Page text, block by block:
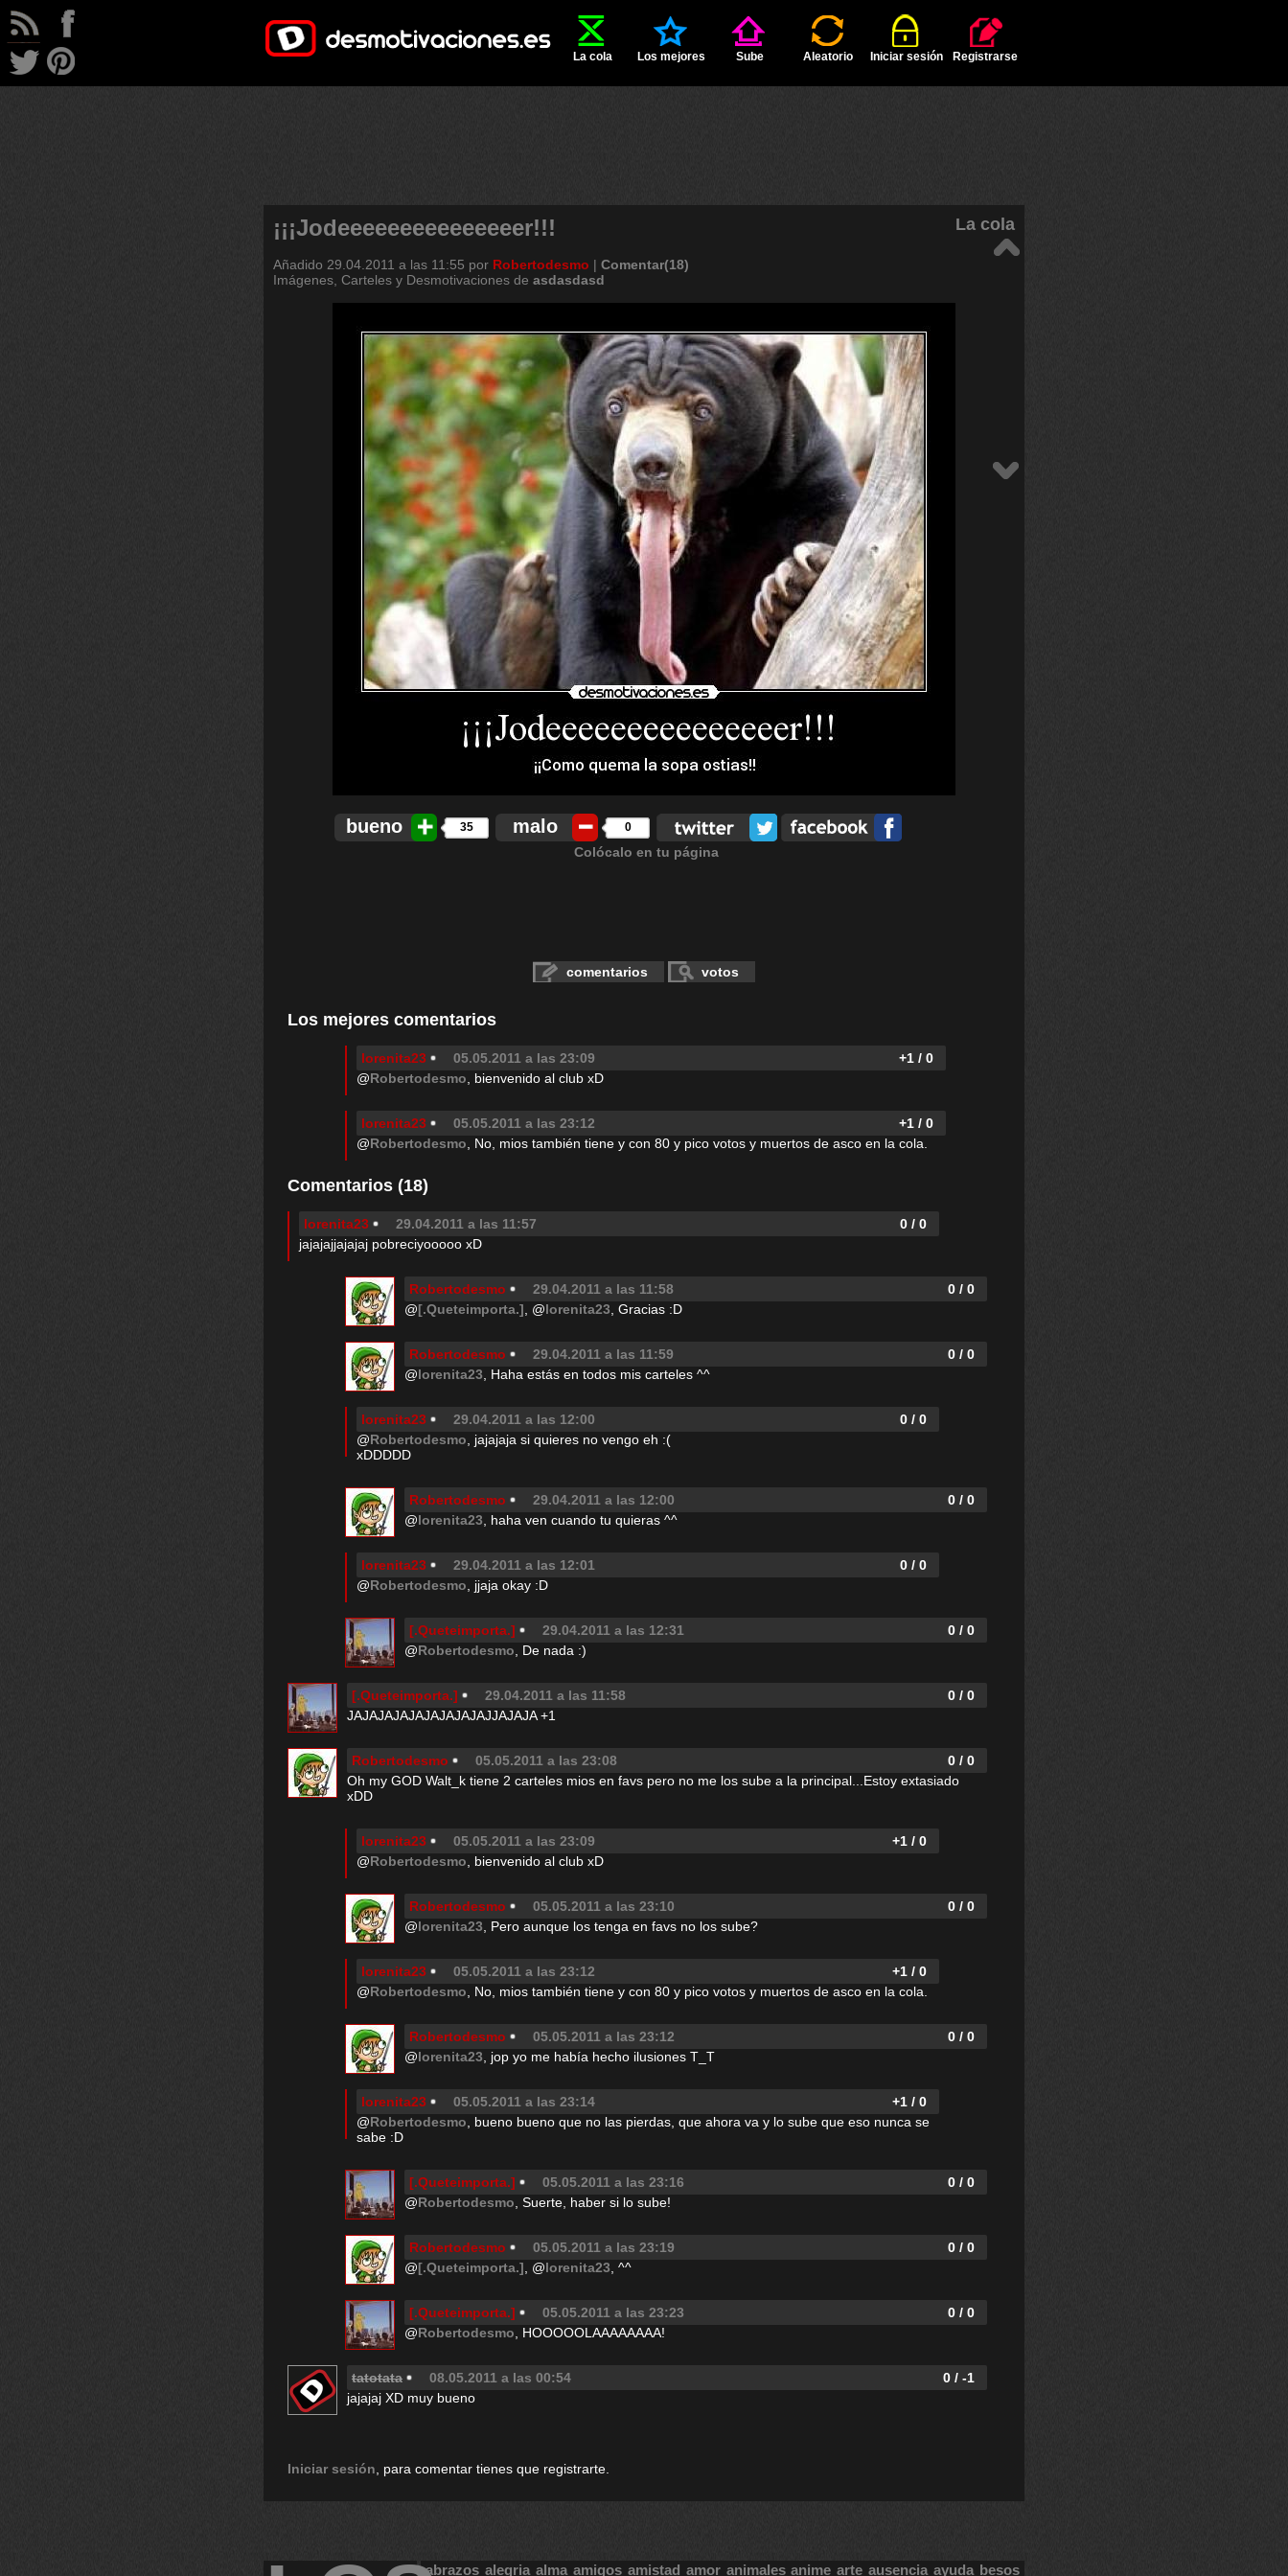
La cola Los mejores Sube Aleatorio Iniciar sesión Registrarse
¡¡¡Jodeeeeeeeeeeeeeeer!!! La cola
Añadido 29.04.2011 a las 11:55 por Robertodesmo | Comentar(18)
Imágenes, Carteles y Desmotivaciones de asdasdasd
bueno 35 malo 0
Colócalo en tu página
comentarios votos
Los mejores comentarios
lorenita23 05.05.2011 a las 23:09
+1 / 0
@Robertodesmo , bienvenido al club xD
lorenita23 05.05.2011 a las 23:12
+1 / 0
@Robertodesmo , No, mios también tiene y con 80 y pico votos y muertos de asco en la cola.
Comentarios (18)
lorenita23 29.04.2011 a las 11:57
0 / 0
jajajajjajajaj pobreciyooooo xD
Robertodesmo 29.04.2011 a las 11:58
0 / 0
@[.Queteimporta.] , @lorenita23 , Gracias :D
Robertodesmo 29.04.2011 a las 11:59
0 / 0
@lorenita23 , Haha estás en todos mis carteles ^^
lorenita23 29.04.2011 a las 12:00
0 / 0
@Robertodesmo , jajajaja si quieres no vengo eh :(
xDDDDD
Robertodesmo 29.04.2011 a las 12:00
0 / 0
@lorenita23 , haha ven cuando tu quieras ^^
lorenita23 29.04.2011 a las 12:01
0 / 0
@Robertodesmo , jjaja okay :D
[.Queteimporta.] 29.04.2011 a las 12:31
0 / 0
@Robertodesmo , De nada :)
[.Queteimporta.] 29.04.2011 a las 11:58
0 / 0
JAJAJAJAJAJAJAJAJAJJAJAJA +1
Robertodesmo 05.05.2011 a las 23:08
0 / 0
Oh my GOD Walt_k tiene 2 carteles mios en favs pero no me los sube a la principal...Estoy extasiado
xDD
lorenita23 05.05.2011 a las 23:09
+1 / 0
@Robertodesmo , bienvenido al club xD
Robertodesmo 05.05.2011 a las 23:10
0 / 0
@lorenita23 , Pero aunque los tenga en favs no los sube?
lorenita23 05.05.2011 a las 23:12
+1 / 0
@Robertodesmo , No, mios también tiene y con 80 y pico votos y muertos de asco en la cola.
Robertodesmo 05.05.2011 a las 23:12
0 / 0
@lorenita23 , jop yo me había hecho ilusiones T_T
lorenita23 05.05.2011 a las 23:14
+1 / 0
@Robertodesmo , bueno bueno que no las pierdas, que ahora va y lo sube que eso nunca se
sabe :D
[.Queteimporta.] 05.05.2011 a las 23:16
0 / 0
@Robertodesmo , Suerte, haber si lo sube!
Robertodesmo 05.05.2011 a las 23:19
0 / 0
@[.Queteimporta.] , @lorenita23 , ^^
[.Queteimporta.] 05.05.2011 a las 23:23
0 / 0
@Robertodesmo , HOOOOOLAAAAAAAA!
tatotata 08.05.2011 a las 00:54
0 / -1
jajajaj XD muy bueno
Iniciar sesión , para comentar tienes que registrarte.
abrazos alegria alma amigos amistad amor animales anime arte ausencia ayuda besos